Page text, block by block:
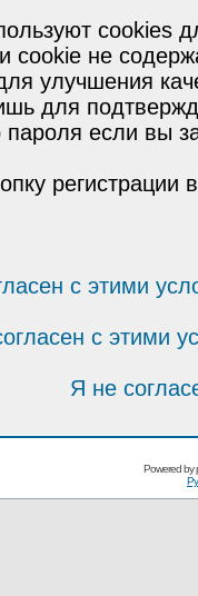
cookies
cookie не
улучшения
для
пароля если вы
регистрации
с этими
с этими
Я не
Powered by